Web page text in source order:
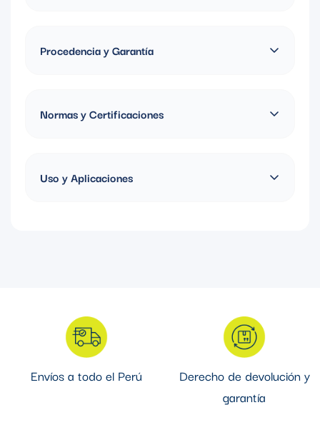
Color: Rojo
Procedencia y Garantía
Normas y Certificaciones
Uso y Aplicaciones
diferentes niveles de protección (IP44, IP54 o IP67), aseguran
un desempeño óptimo incluso en zonas húmedas o con
presencia de polvo.
Envíos a todo el Perú
Derecho de devolución y
garantía